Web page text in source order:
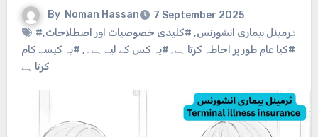
By Noman Hassan
7 September 2025
#ٹرمینل بیماری انشورنس, #کلیدی خصوصیات اور اصطلاحات,
#کیا عام طور پر احاطہ کرتا ہے, #یہ کس کے لیے ہے۔ , #یہ کیسے کام
کرتا ہے